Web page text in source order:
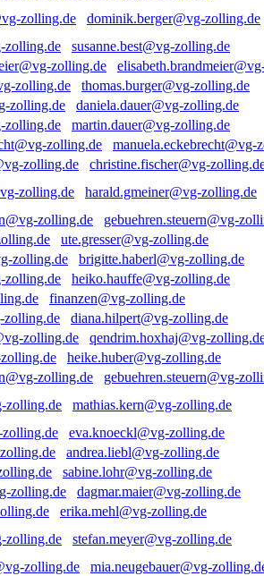
dominik.berger@vg-zolling.de
susanne.best@vg-zolling.de
thomas.burger@vg-zolling.de
daniela.dauer@vg-zolling.de
martin.dauer@vg-zolling.de
manuela.eckebrecht@vg-
christine.fischer@vg-
harald.gmeiner@vg-zolling.de
gebuehren.steuern@vg-
ute.gresser@vg-zolling.de
brigitte.haberl@vg-zolling.de
heiko.hauffe@vg-zolling.de
finanzen@vg-zolling.de
diana.hilpert@vg-zolling.de
qendrim.hoxhaj@vg-
heike.huber@vg-zolling.de
gebuehren.steuern@vg-
mathias.kern@vg-zolling.de
eva.knoeckl@vg-zolling.de
andrea.liebl@vg-zolling.de
sabine.lohr@vg-zolling.de
dagmar.maier@vg-zolling.de
erika.mehl@vg-zolling.de
stefan.meyer@vg-zolling.de
mia.neugebauer@vg-